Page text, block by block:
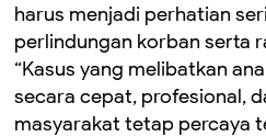
harus menjadi perhatian
perlindungan korban serta
“Kasus yang melibatkan
secara cepat, profesional,
masyarakat tetap percaya